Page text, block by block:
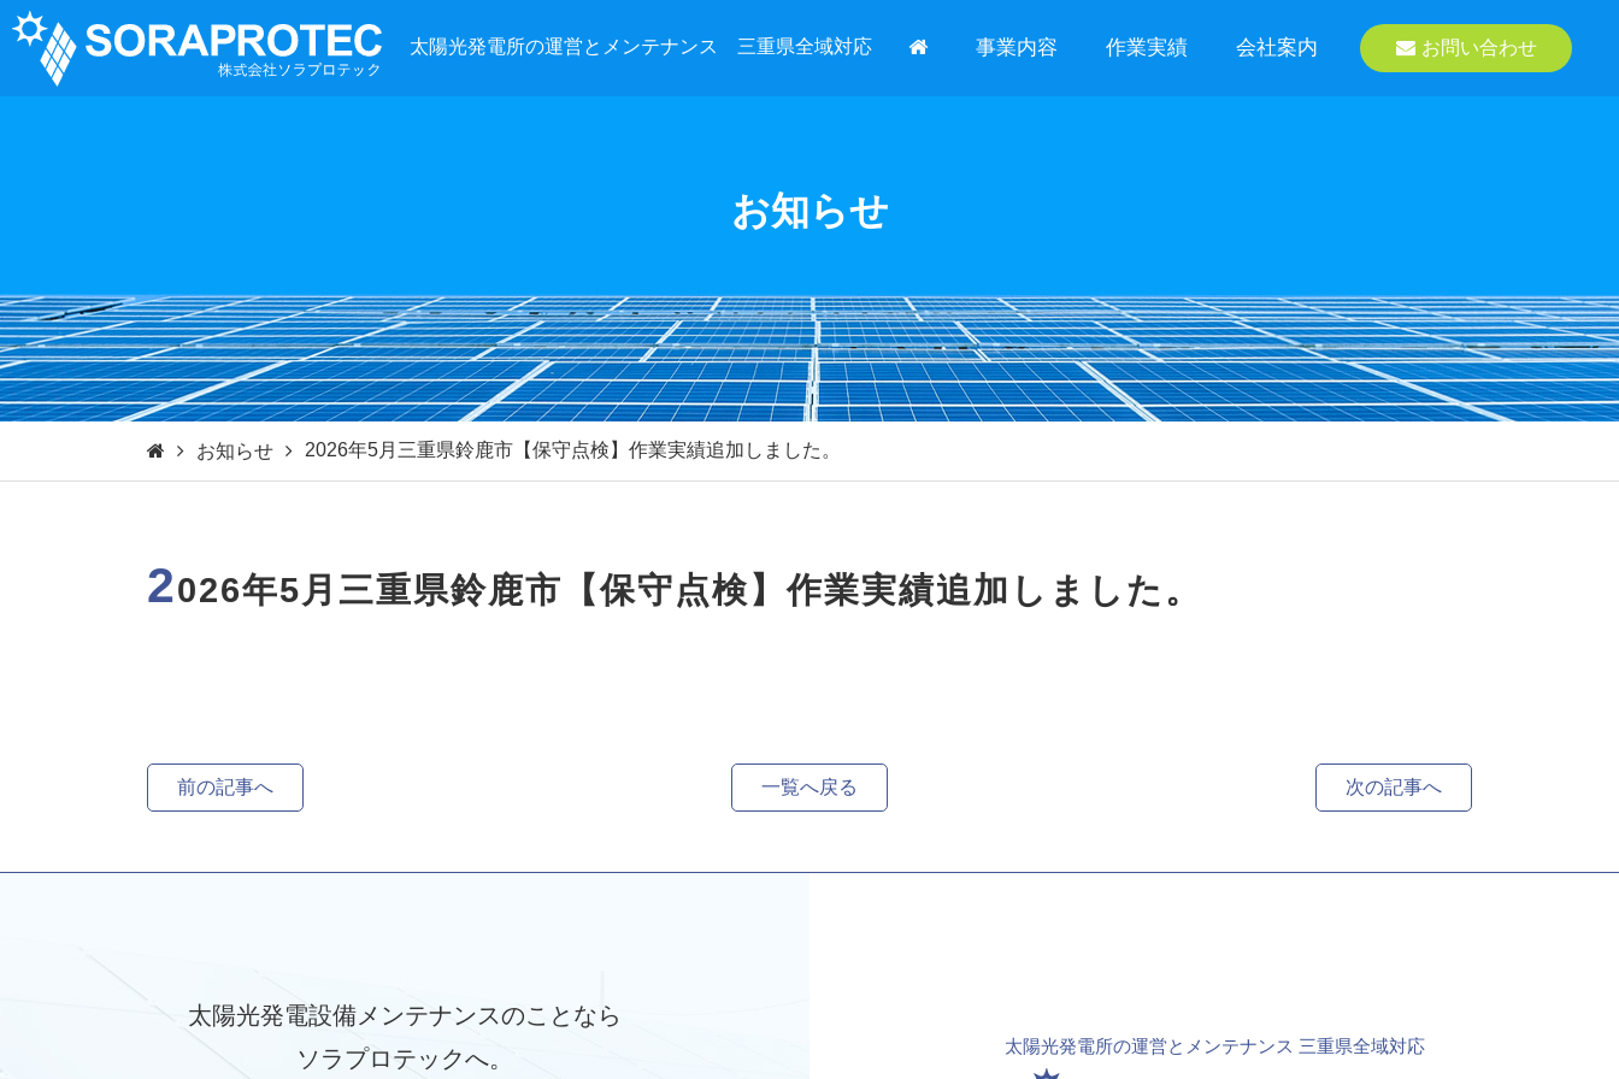
太陽光発電所の運営とメンテナンス 三重県全域対応 事業内容 作業実績 会社案内 お問い合わせ
お知らせ
お知らせ 2026年5月三重県鈴鹿市【保守点検】作業実績追加しました。
2026年5月三重県鈴鹿市【保守点検】作業実績追加しました。
前の記事へ 一覧へ戻る 次の記事へ
太陽光発電設備メンテナンスのことなら
ソラプロテックへ。
太陽光発電所の運営とメンテナンス 三重県全域対応